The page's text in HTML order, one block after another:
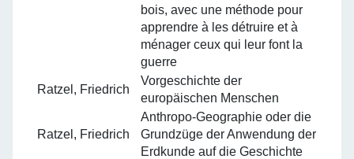
bois, avec une méthode pour
apprendre à les détruire et à
ménager ceux qui leur font la
guerre
Ratzel, Friedrich
Vorgeschichte der
europäischen Menschen
Ratzel, Friedrich
Anthropo-Geographie oder die
Grundzüge der Anwendung der
Erdkunde auf die Geschichte